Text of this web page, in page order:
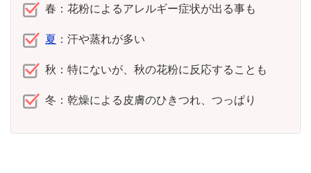
春：花粉によるアレルギー症状が出る事も
夏 ：汗や蒸れが多い
秋：特にないが、秋の花粉に反応することも
冬：乾燥による皮膚のひきつれ、つっぱり